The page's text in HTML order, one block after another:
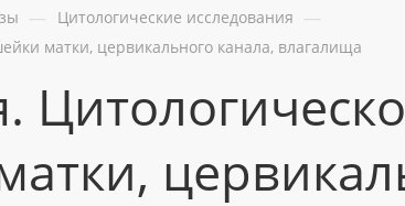
— Цитологические исследования —
матки, цервикального канала, влагалища